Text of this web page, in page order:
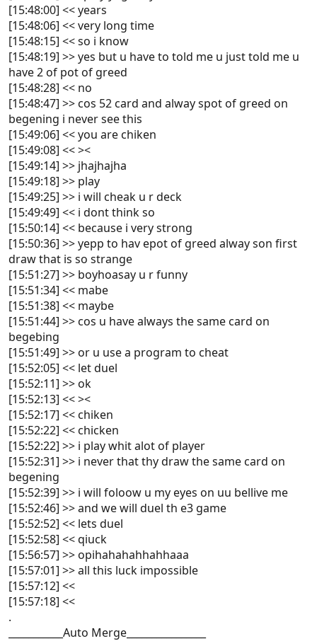
[15:48:00] << years
[15:48:06] << very long time
[15:48:15] << so i know
[15:48:19] >> yes but u have to told me u just told me u
have 2 of pot of greed
[15:48:28] << no
[15:48:47] >> cos 52 card and alway spot of greed on
begening i never see this
[15:49:06] << you are chiken
[15:49:08] << ><
[15:49:14] >> jhajhajha
[15:49:18] >> play
[15:49:25] >> i will cheak u r deck
[15:49:49] << i dont think so
[15:50:14] << because i very strong
[15:50:36] >> yepp to hav epot of greed alway son first
draw that is so strange
[15:51:27] >> boyhoasay u r funny
[15:51:34] << mabe
[15:51:38] << maybe
[15:51:44] >> cos u have always the same card on
begebing
[15:51:49] >> or u use a program to cheat
[15:52:05] << let duel
[15:52:11] >> ok
[15:52:13] << ><
[15:52:17] << chiken
[15:52:22] << chicken
[15:52:22] >> i play whit alot of player
[15:52:31] >> i never that thy draw the same card on
begening
[15:52:39] >> i will foloow u my eyes on uu bellive me
[15:52:46] >> and we will duel th e3 game
[15:52:52] << lets duel
[15:52:58] << qiuck
[15:56:57] >> opihahahahhahhaaa
[15:57:01] >> all this luck impossible
[15:57:12] <<
[15:57:18] <<
.
___________Auto Merge________________